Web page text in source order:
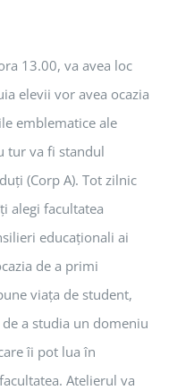
13.00, va avea loc
elevii vor avea ocazia
emblematice ale
tur va fi standul
(Corp A). Tot zilnic
alegi facultatea
educaționali ai
de a primi
viața de student,
a studia un domeniu
îi pot lua în
Atelierul va